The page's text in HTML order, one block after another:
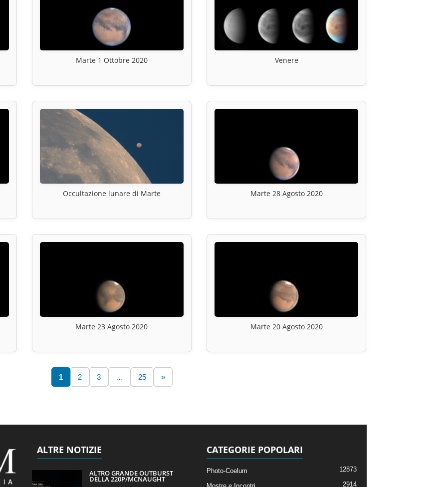
Marte 1 Ottobre 2020 Venere
Occultazione lunare di Marte Marte 28 Agosto 2020
Marte 23 Agosto 2020 Marte 20 Agosto 2020
1 2 3 … 25 »
ALTRE NOTIZIE
ALTRO GRANDE OUTBURST
DELLA 220P/MCNAUGHT
CATEGORIE POPOLARI
Photo-Coelum 12873
2914